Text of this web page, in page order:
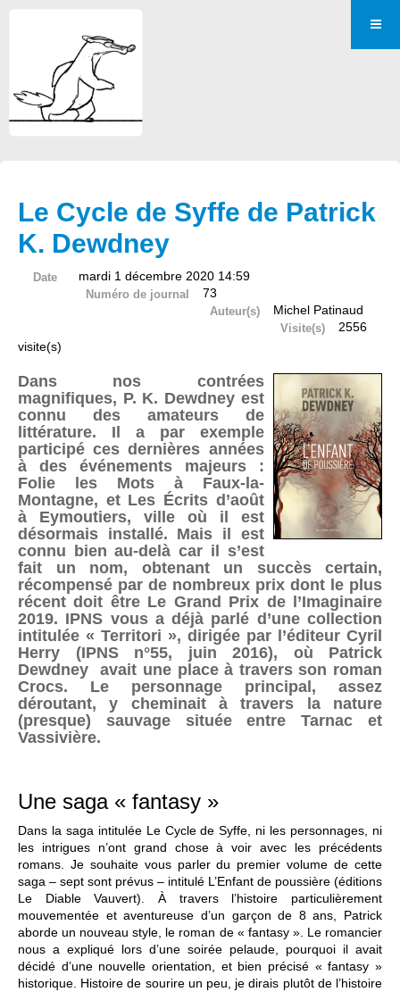
Le Cycle de Syffe de Patrick
K. Dewdney
Date mardi 1 décembre 2020 14:59
Numéro de journal 73
Auteur(s) Michel Patinaud
Visite(s)
2556
visite(s)
Dans nos contrées
magnifiques, P. K. Dewdney est
connu des amateurs de
littérature. Il a par exemple
participé ces dernières années
à des événements majeurs :
Folie les Mots à Faux-la-
Montagne, et Les Écrits d’août
à Eymoutiers, ville où il est
désormais installé. Mais il est
connu bien au-delà car il s’est
fait un nom, obtenant un succès certain,
récompensé par de nombreux prix dont le plus
récent doit être Le Grand Prix de l’Imaginaire
2019. IPNS vous a déjà parlé d’une collection
intitulée « Territori », dirigée par l’éditeur Cyril
Herry (IPNS n°55, juin 2016), où Patrick
Dewdney avait une place à travers son roman
Crocs. Le personnage principal, assez
déroutant, y cheminait à travers la nature
(presque) sauvage située entre Tarnac et
Vassivière.
Une saga « fantasy »
Dans la saga intitulée Le Cycle de Syffe, ni les personnages, ni
les intrigues n’ont grand chose à voir avec les précédents
romans. Je souhaite vous parler du premier volume de cette
saga – sept sont prévus – intitulé L’Enfant de poussière (éditions
Le Diable Vauvert). À travers l’histoire particulièrement
mouvementée et aventureuse d’un garçon de 8 ans, Patrick
aborde un nouveau style, le roman de « fantasy ». Le romancier
nous a expliqué lors d’une soirée pelaude, pourquoi il avait
décidé d’une nouvelle orientation, et bien précisé « fantasy »
historique. Histoire de sourire un peu, je dirais plutôt de l’histoire